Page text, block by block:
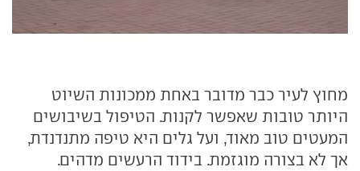
מחוץ לעיר כבר מדובר באחת ממכונות השיוט
היותר טובות שאפשר לקנות. הטיפול בשיבושים
המעטים טוב מאוד, ועל גלים היא טיפה מתנדנדת,
אך לא בצורה מוגזמת. בידוד הרעשים מדהים.